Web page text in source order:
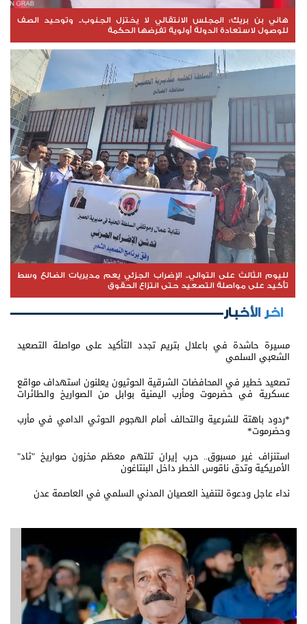
هاني بن بريك: المجلس الانتقالي لا يختزل الجنوب.. وتوحيد الصف
للوصول لاستعادة الدولة أولوية تفرضها الحكمة
لليوم الثالث على التوالي.. الإضراب الجزئي يعم مديريات الضالع وسط
تأكيد على مواصلة التصعيد حتى انتزاع الحقوق
اخر الأخبار
مسيرة حاشدة في باعلال بتريم تجدد التأكيد على مواصلة التصعيد
الشعبي السلمي
تصعيد خطير في المحافضات الشرقية الحوثيون يعلنون استهداف مواقع
عسكرية في حضرموت ومأرب اليمنية بوابل من الصواريخ والطائرات
*ردود باهتة للشرعية والتحالف أمام الهجوم الحوثي الدامي في مأرب
وحضرموت*
استنزاف غير مسبوق.. حرب إيران تلتهم معظم مخزون صواريخ "ثاد"
الأمريكية وتدق ناقوس الخطر داخل البنتاغون
نداء عاجل ودعوة لتنفيذ العصيان المدني السلمي في العاصمة عدن